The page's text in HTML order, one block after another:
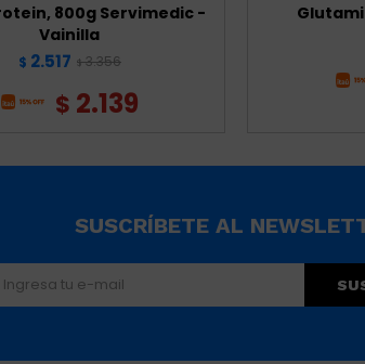
800g Servimedic -
Vainilla
$ 2.517 $ 3.356
$ 2.139
SUSCRÍBETE AL